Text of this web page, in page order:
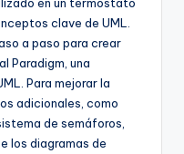
clave de UML.
a paso para crear
Paradigm, una
Para mejorar la
adicionales, como
de semáforos,
los diagramas de